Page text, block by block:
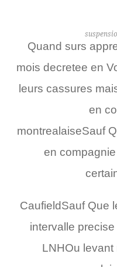
Quand surs
mois decretee en
leurs cassures
en
montrealaiseSauf
en
CaufieldSauf Que
intervalle
LNHOu levant